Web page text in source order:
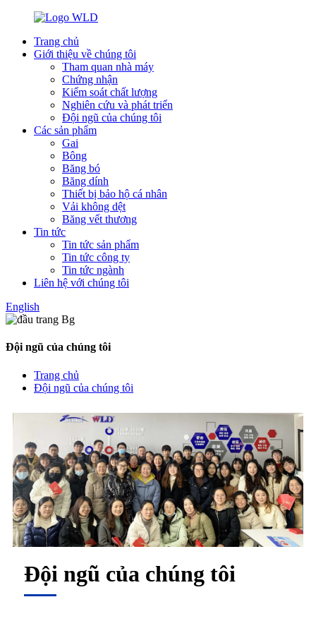
Trang chủ
Giới thiệu về chúng tôi
Tham quan nhà máy
Chứng nhận
Kiểm soát chất lượng
Nghiên cứu và phát triển
Đội ngũ của chúng tôi
Các sản phẩm
Gai
Bông
Băng bó
Băng dính
Thiết bị bảo hộ cá nhân
Vải không dệt
Băng vết thương
Tin tức
Tin tức sản phẩm
Tin tức công ty
Tin tức ngành
Liên hệ với chúng tôi
English
Đội ngũ của chúng tôi
Trang chủ
Đội ngũ của chúng tôi
Đội ngũ của chúng tôi